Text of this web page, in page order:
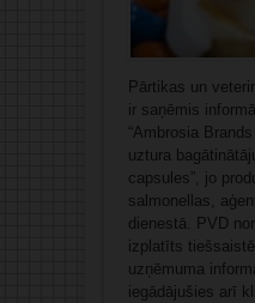
Pārtikas un
ir saņēmis
“Ambrosia
uztura
capsules”, jo
salmonellas,
dienestā. PVD
izplatīts
uzņēmuma
iegādājušies arī